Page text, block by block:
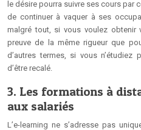
le désire pourra suivre ses cours par
de continuer à vaquer à ses
malgré tout, si vous voulez
preuve de la même rigueur que
d’autres termes, si vous
d’être recalé.
3. Les formations à
aux salariés
L’e-learning ne s’adresse pas